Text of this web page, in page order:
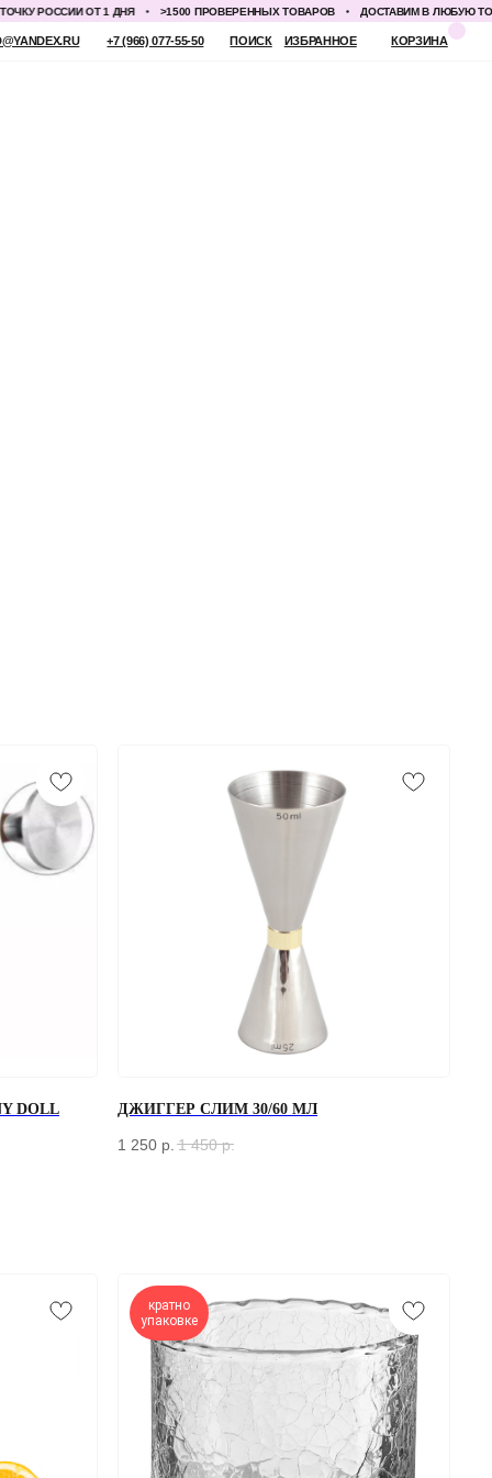
РОССИИ ОТ 1 ДНЯ >1500 ПРОВЕРЕННЫХ ТОВАРОВ ДОСТАВИМ В ЛЮБУЮ ТОЧКУ
ПОИСК
(966) 077-55-50 ИЗБРАННОЕ КОРЗИНА
DOLL
ДЖИГГЕР СЛИМ 30/60 МЛ
1 250 р. 1 450 р.
кратно
упаковке